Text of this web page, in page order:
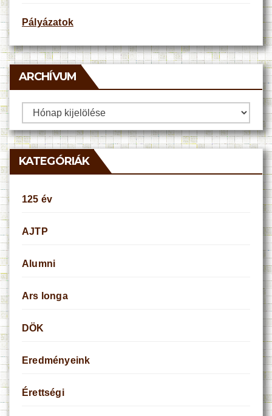
Pályázatok
ARCHÍVUM
Archívum
KATEGÓRIÁK
125 év
AJTP
Alumni
Ars longa
DÖK
Eredményeink
Érettségi